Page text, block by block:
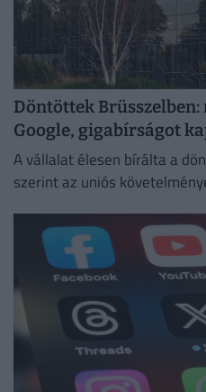
Döntöttek
Google, gigabírságot
A vállalat élesen bírálta a
szerint az uniós
szolgáltatásokat.